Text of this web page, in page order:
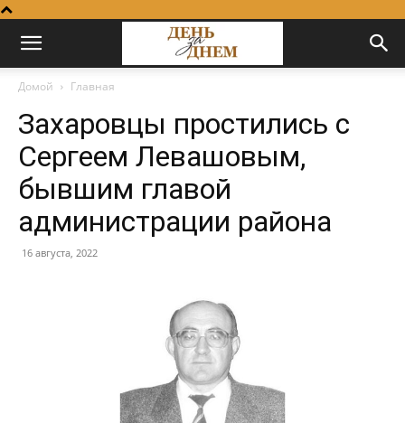
Домой Главная
Захаровцы простились с
Сергеем Левашовым,
бывшим главой
администрации района
16 августа, 2022